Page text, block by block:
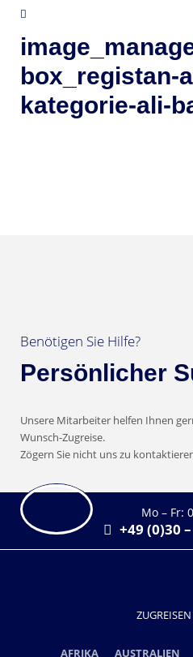
box_registan-
kategorie-ali-
Benötigen Sie Hilfe?
Persönlicher
Unsere Mitarbeiter helfen Ihnen
Wunsch-Zugreise.
Zögern Sie nicht uns zu
Mo – Fr:
+49 (0)30
AFRIKA AUSTRALIEN